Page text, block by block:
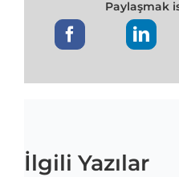
Paylaşmak
İlgili Yazılar